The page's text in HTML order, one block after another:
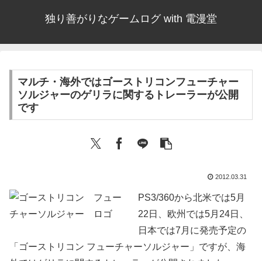
独り善がりなゲームログ with 電漫堂
マルチ・海外ではゴーストリコンフューチャー
ソルジャーのゲリラに関するトレーラーが公開
です
2012.03.31
PS3/360から北米では5月
22日、欧州では5月24日、
日本では7月に発売予定の
「ゴーストリコン フューチャーソルジャー」ですが、海